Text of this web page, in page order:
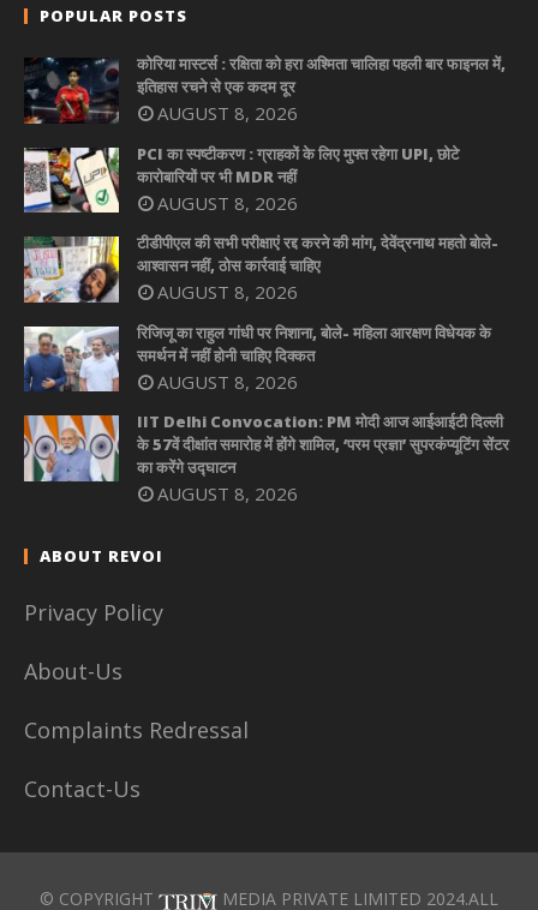
POPULAR POSTS
कोरिया मास्टर्स : रक्षिता को हरा अश्मिता चालिहा पहली बार फाइनल में,
इतिहास रचने से एक कदम दूर
AUGUST 8, 2026
PCI का स्पष्टीकरण : ग्राहकों के लिए मुफ्त रहेगा UPI, छोटे
कारोबारियों पर भी MDR नहीं
AUGUST 8, 2026
टीडीपीएल की सभी परीक्षाएं रद्द करने की मांग, देवेंद्रनाथ महतो बोले-
आश्वासन नहीं, ठोस कार्रवाई चाहिए
AUGUST 8, 2026
रिजिजू का राहुल गांधी पर निशाना, बोले- महिला आरक्षण विधेयक के
समर्थन में नहीं होनी चाहिए दिक्कत
AUGUST 8, 2026
IIT Delhi Convocation: PM मोदी आज आईआईटी दिल्ली
के 57वें दीक्षांत समारोह में होंगे शामिल, ‘परम प्रज्ञा’ सुपरकंप्यूटिंग सेंटर
का करेंगे उद्घाटन
AUGUST 8, 2026
ABOUT REVOI
Privacy Policy
About-Us
Complaints Redressal
Contact-Us
© COPYRIGHT MEDIA PRIVATE LIMITED 2024.ALL